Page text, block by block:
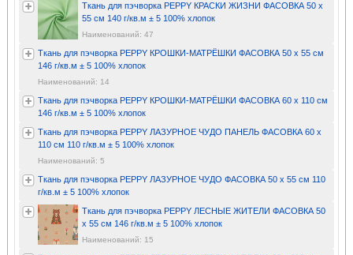
Ткань для пэчворка PEPPY КРАСКИ ЖИЗНИ ФАСОВКА 50 x
55 см 140 г/кв.м ± 5 100% хлопок
Наименований: 47
Ткань для пэчворка PEPPY КРОШКИ-МАТРЁШКИ ФАСОВКА 50 x 55 см
146 г/кв.м ± 5 100% хлопок
Наименований: 14
Ткань для пэчворка PEPPY КРОШКИ-МАТРЁШКИ ФАСОВКА 60 x 110 см
146 г/кв.м ± 5 100% хлопок
Ткань для пэчворка PEPPY ЛАЗУРНОЕ ЧУДО ПАНЕЛЬ ФАСОВКА 60 x
110 см 110 г/кв.м ± 5 100% хлопок
Наименований: 5
Ткань для пэчворка PEPPY ЛАЗУРНОЕ ЧУДО ФАСОВКА 50 x 55 см 110
г/кв.м ± 5 100% хлопок
Ткань для пэчворка PEPPY ЛЕСНЫЕ ЖИТЕЛИ ФАСОВКА 50
x 55 см 146 г/кв.м ± 5 100% хлопок
Наименований: 15